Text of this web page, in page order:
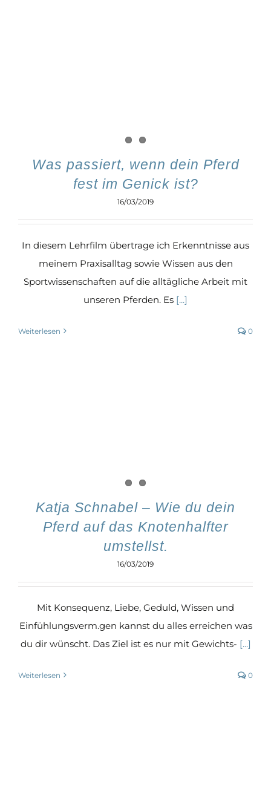
Was passiert, wenn dein Pferd
fest im Genick ist?
16/03/2019
In diesem Lehrfilm übertrage ich Erkenntnisse aus
meinem Praxisalltag sowie Wissen aus den
Sportwissenschaften auf die alltägliche Arbeit mit
unseren Pferden. Es [...]
Weiterlesen 0
Katja Schnabel – Wie du dein
Pferd auf das Knotenhalfter
umstellst.
16/03/2019
Mit Konsequenz, Liebe, Geduld, Wissen und
Einfühlungsverm.gen kannst du alles erreichen was
du dir wünscht. Das Ziel ist es nur mit Gewichts- [...]
Weiterlesen 0